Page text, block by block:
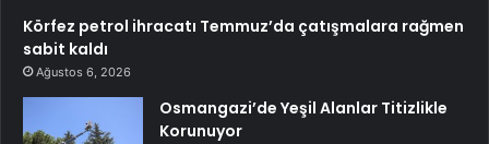
Körfez petrol ihracatı Temmuz’da çatışmalara rağmen
sabit kaldı
Ağustos 6, 2026
Osmangazi’de Yeşil Alanlar Titizlikle
Korunuyor